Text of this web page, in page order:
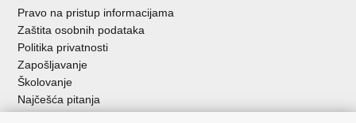
Pravo na pristup informacijama
Zaštita osobnih podataka
Politika privatnosti
Zapošljavanje
Školovanje
Najčešća pitanja